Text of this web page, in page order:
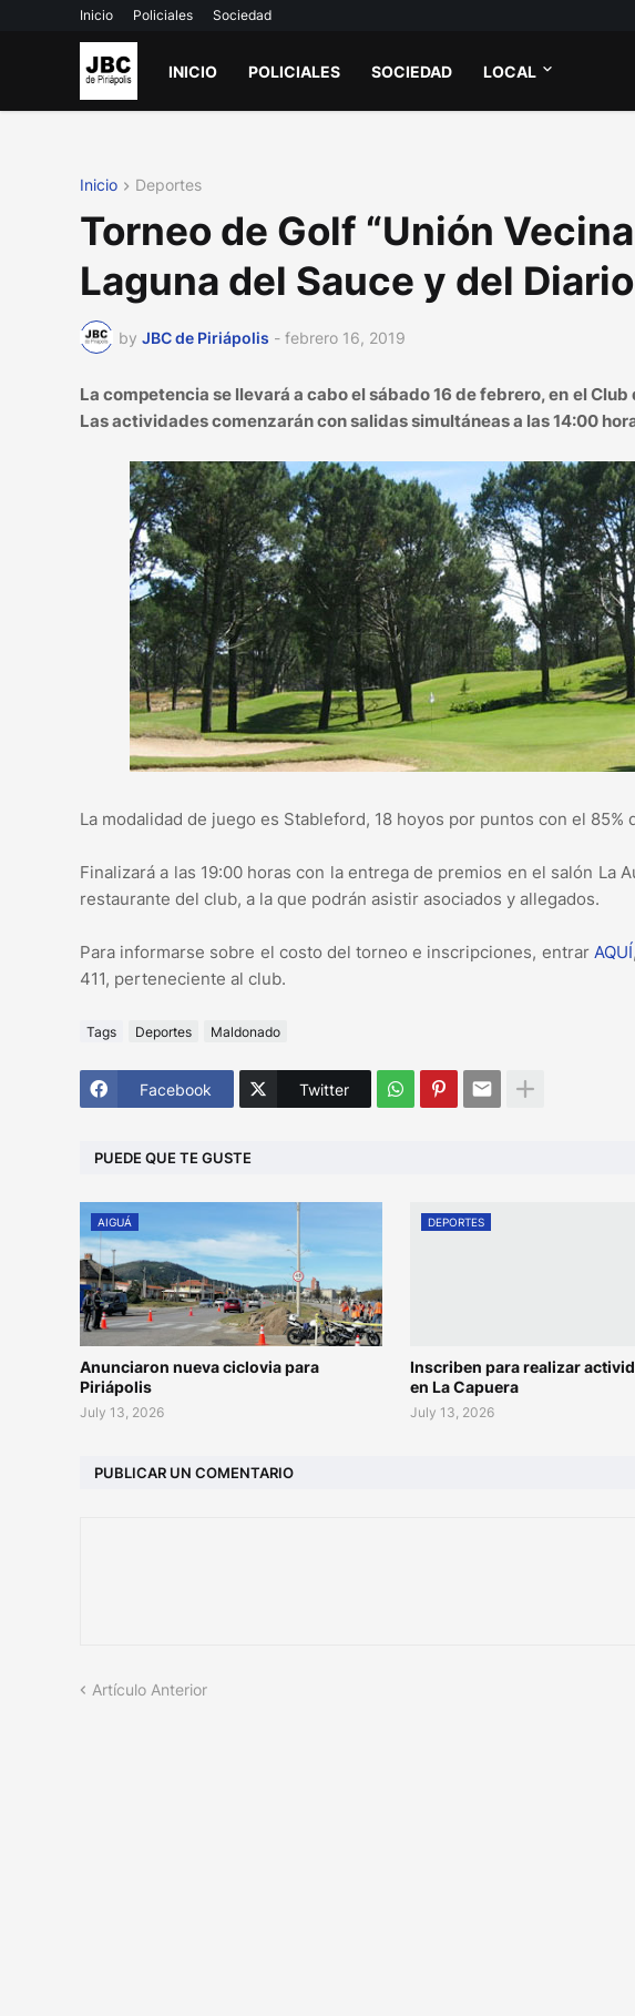
Inicio Policiales Sociedad
INICIO POLICIALES SOCIEDAD LOCAL
Inicio Deportes
Torneo de Golf “Unión
Laguna del Sauce y del
by JBC de Piriápolis - febrero 16, 2019
La competencia se llevará a cabo el sábado 16 de febrero, en el
Las actividades comenzarán con salidas simultáneas a las 14:00
La modalidad de juego es Stableford, 18 hoyos por puntos con el 85%
Finalizará a las 19:00 horas con la entrega de premios en el salón La
restaurante del club, a la que podrán asistir asociados y allegados.
Para informarse sobre el costo del torneo e inscripciones, entrar AQUÍ
411, perteneciente al club.
Tags Deportes Maldonado
Facebook Twitter
PUEDE QUE TE GUSTE
AIGUÁ
Anunciaron nueva ciclovia para
Piriápolis
July 13, 2026
DEPORTES
Inscriben para realizar
en La Capuera
July 13, 2026
PUBLICAR UN COMENTARIO
Artículo Anterior